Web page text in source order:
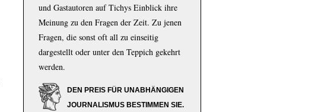
und Gastautoren auf Tichys Einblick ihre
Meinung zu den Fragen der Zeit. Zu jenen
Fragen, die sonst oft all zu einseitig
dargestellt oder unter den Teppich gekehrt
werden.
DEN PREIS FÜR UNABHÄNGIGEN
JOURNALISMUS BESTIMMEN SIE.